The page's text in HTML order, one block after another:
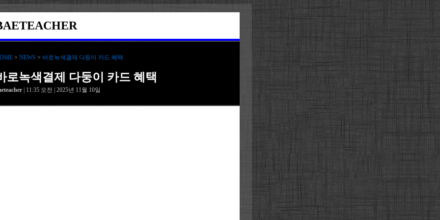
> NEWS > 바로녹색결제 다둥이 카드 혜택
로녹색결제 다둥이 카드 혜택
| 11:35 오전 | 2025년 11월 10일